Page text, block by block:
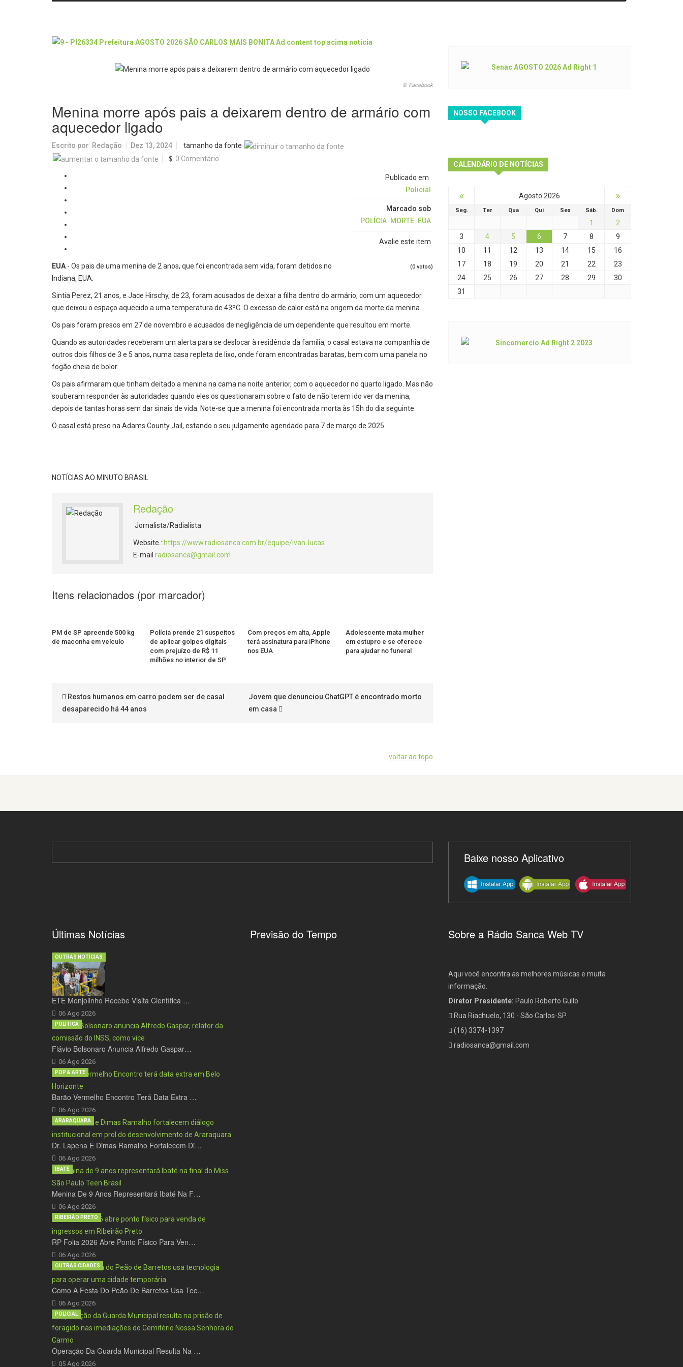
© Facebook
Menina morre após pais a deixarem dentro de armário com
aquecedor ligado
Escrito por Redação Dez 13, 2024
tamanho da fonte
0 Comentário
Publicado em
Policial
Marcado sob
POLÍCIA MORTE EUA
Avalie este item
(0 votos)
EUA - Os pais de uma menina de 2 anos, que foi encontrada sem vida, foram detidos no
Indiana, EUA.
Sintia Perez, 21 anos, e Jace Hirschy, de 23, foram acusados de deixar a filha dentro do armário, com um aquecedor
que deixou o espaço aquecido a uma temperatura de 43ºC. O excesso de calor está na origem da morte da menina.
Os pais foram presos em 27 de novembro e acusados de negligência de um dependente que resultou em morte.
Quando as autoridades receberam um alerta para se deslocar à residência da família, o casal estava na companhia de
outros dois filhos de 3 e 5 anos, numa casa repleta de lixo, onde foram encontradas baratas, bem com uma panela no
fogão cheia de bolor.
Os pais afirmaram que tinham deitado a menina na cama na noite anterior, com o aquecedor no quarto ligado. Mas não
souberam responder às autoridades quando eles os questionaram sobre o fato de não terem ido ver da menina,
depois de tantas horas sem dar sinais de vida. Note-se que a menina foi encontrada morta às 15h do dia seguinte.
O casal está preso na Adams County Jail, estando o seu julgamento agendado para 7 de março de 2025.
NOTÍCIAS AO MINUTO BRASIL
Redação
Jornalista/Radialista
Website.: https://www.radiosanca.com.br/equipe/ivan-lucas
E-mail radiosanca@gmail.com
Itens relacionados (por marcador)
PM de SP apreende 500 kg
de maconha em veículo
Polícia prende 21 suspeitos
de aplicar golpes digitais
com prejuízo de R$ 11
milhões no interior de SP
Com preços em alta, Apple
terá assinatura para iPhone
nos EUA
Adolescente mata mulher
em estupro e se oferece
para ajudar no funeral
Restos humanos em carro podem ser de casal
desaparecido há 44 anos
Jovem que denunciou ChatGPT é encontrado morto
em casa
voltar ao topo
NOSSO FACEBOOK
CALENDÁRIO DE NOTÍCIAS
« Agosto 2026 »
Seg. Ter Qua Qui Sex Sáb. Dom
1
2
3
4 5 6 7 8
9
10
11 12 13 14 15
16
17
18 19 20 21 22
23
24
25 26 27 28 29
30
31
Baixe nosso Aplicativo
Últimas Notícias
ETE Monjolinho Recebe Visita Científica …
06 Ago 2026
OUTRAS NOTÍCIAS
Flávio Bolsonaro Anuncia Alfredo Gaspar…
06 Ago 2026
POLÍTICA
Barão Vermelho Encontro Terá Data Extra …
06 Ago 2026
POP & ARTE
Dr. Lapena E Dimas Ramalho Fortalecem Di…
06 Ago 2026
ARARAQUARA
Menina De 9 Anos Representará Ibaté Na F…
06 Ago 2026
IBATÉ
RP Folia 2026 Abre Ponto Físico Para Ven…
06 Ago 2026
RIBEIRÃO PRETO
Como A Festa Do Peão De Barretos Usa Tec…
06 Ago 2026
OUTRAS CIDADES
Operação Da Guarda Municipal Resulta Na …
05 Ago 2026
POLICIAL
Previsão do Tempo Sobre a Rádio Sanca Web TV
Aqui você encontra as melhores músicas e muita
informação.
Diretor Presidente: Paulo Roberto Gullo
Rua Riachuelo, 130 - São Carlos-SP
(16) 3374-1397
radiosanca@gmail.com